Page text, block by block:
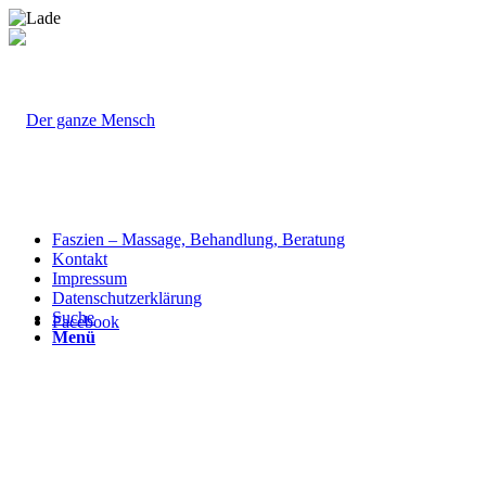
Facebook
Faszien – Massage, Behandlung, Beratung
Kontakt
Impressum
Datenschutzerklärung
Suche
Menü